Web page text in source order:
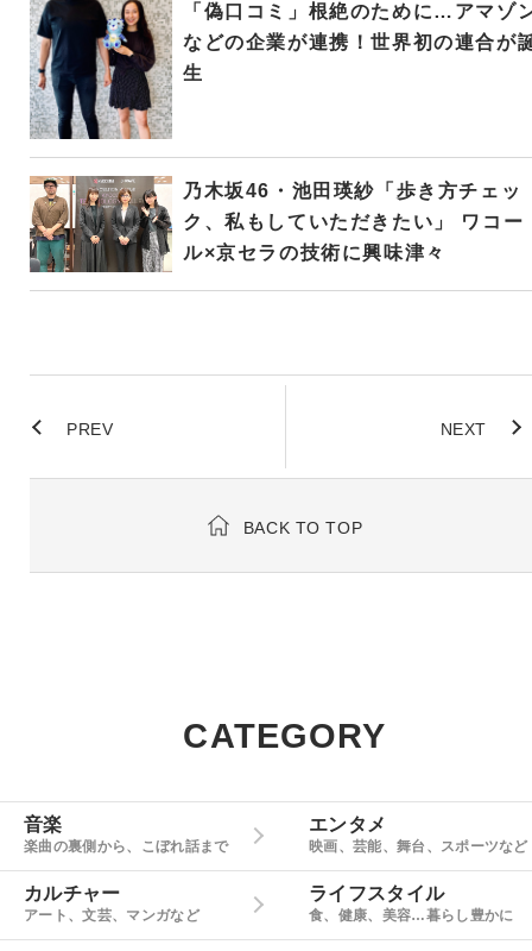
「偽口コミ」根絶のために…アマゾ
などの企業が連携！世界初の連合が
生
乃木坂46・池田瑛紗「歩き方チェッ
ク、私もしていただきたい」 ワコー
ル×京セラの技術に興味津々
PREV NEXT
BACK TO TOP
CATEGORY
音楽
楽曲の裏側から、こぼれ話まで
エンタメ
映画、芸能、舞台、スポーツなど
カルチャー
アート、文芸、マンガなど
ライフスタイル
食、健康、美容…暮らし豊かに